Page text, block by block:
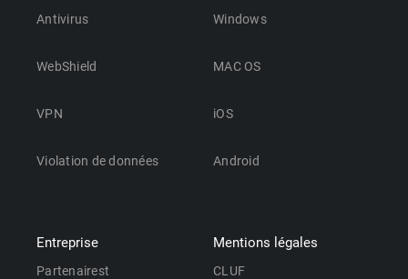
Antivirus
WebShield
VPN
Violation de données
Windows
MAC OS
iOS
Android
Entreprise
Partenairest
Mentions légales
CLUF